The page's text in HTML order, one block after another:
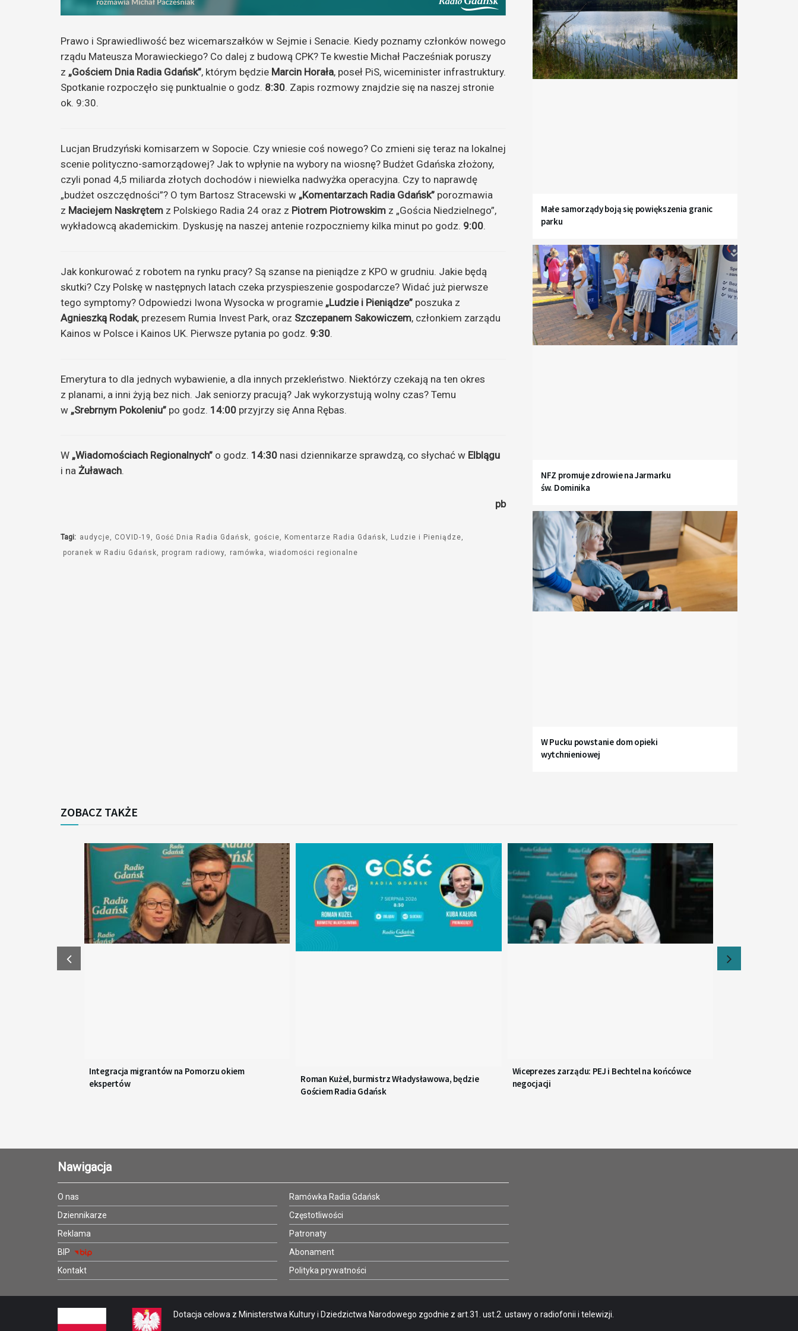
Prawo i Sprawiedliwość bez wicemarszałków w Sejmie i Senacie. Kiedy poznamy członków nowego
rządu Mateusza Morawieckiego? Co dalej z budową CPK? Te kwestie Michał Pacześniak poruszy
z „Gościem Dnia Radia Gdańsk”, którym będzie Marcin Horała, poseł PiS, wiceminister infrastruktury.
Spotkanie rozpoczęło się punktualnie o godz. 8:30. Zapis rozmowy znajdzie się na naszej stronie
ok. 9:30.
Lucjan Brudzyński komisarzem w Sopocie. Czy wniesie coś nowego? Co zmieni się teraz na lokalnej
scenie polityczno-samorządowej? Jak to wpłynie na wybory na wiosnę? Budżet Gdańska złożony,
czyli ponad 4,5 miliarda złotych dochodów i niewielka nadwyżka operacyjna. Czy to naprawdę
„budżet oszczędności”? O tym Bartosz Stracewski w „Komentarzach Radia Gdańsk” porozmawia
z Maciejem Naskrętem z Polskiego Radia 24 oraz z Piotrem Piotrowskim z „Gościa Niedzielnego”,
wykładowcą akademickim. Dyskusję na naszej antenie rozpoczniemy kilka minut po godz. 9:00.
Jak konkurować z robotem na rynku pracy? Są szanse na pieniądze z KPO w grudniu. Jakie będą
skutki? Czy Polskę w następnych latach czeka przyspieszenie gospodarcze? Widać już pierwsze
tego symptomy? Odpowiedzi Iwona Wysocka w programie „Ludzie i Pieniądze” poszuka z
Agnieszką Rodak, prezesem Rumia Invest Park, oraz Szczepanem Sakowiczem, członkiem zarządu
Kainos w Polsce i Kainos UK. Pierwsze pytania po godz. 9:30.
Emerytura to dla jednych wybawienie, a dla innych przekleństwo. Niektórzy czekają na ten okres
z planami, a inni żyją bez nich. Jak seniorzy pracują? Jak wykorzystują wolny czas? Temu
w „Srebrnym Pokoleniu” po godz. 14:00 przyjrzy się Anna Rębas.
W „Wiadomościach Regionalnych” o godz. 14:30 nasi dziennikarze sprawdzą, co słychać w Elblągu
i na Żuławach.
pb
Tagi: audycje COVID-19 Gość Dnia Radia Gdańsk goście Komentarze Radia Gdańsk
Ludzie i Pieniądze
poranek w Radiu Gdańsk
program radiowy ramówka wiadomości regionalne
Małe samorządy boją się powiększenia granic
parku
NFZ promuje zdrowie na Jarmarku
św. Dominika
W Pucku powstanie dom opieki
wytchnieniowej
ZOBACZ TAKŻE
Integracja migrantów na Pomorzu okiem
ekspertów
Roman Kużel, burmistrz Władysławowa, będzie
Gościem Radia Gdańsk
Wiceprezes zarządu: PEJ i Bechtel na końcówce
negocjacji
Nawigacja
O nas
Dziennikarze
Reklama
BIP
Kontakt
Ramówka Radia Gdańsk
Częstotliwości
Patronaty
Abonament
Polityka prywatności
Dotacja celowa z Ministerstwa Kultury i Dziedzictwa Narodowego zgodnie z art.31. ust.2. ustawy o radiofonii i telewizji.